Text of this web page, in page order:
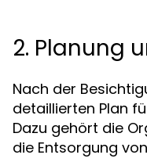
2. Planung
Nach der
detaillierten Plan
Dazu gehört die
die Entsorgung